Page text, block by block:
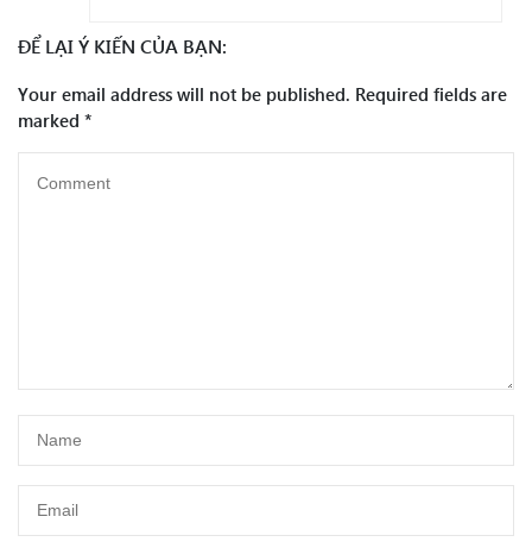
ĐỂ LẠI Ý KIẾN CỦA BẠN:
Your email address will not be published. Required fields are
marked *